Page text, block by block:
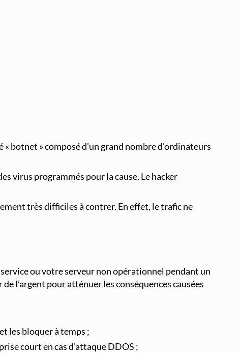
botnet » composé d’un grand nombre d’ordinateurs
virus programmés pour la cause. Le hacker
très difficiles à contrer. En effet, le trafic ne
ou votre serveur non opérationnel pendant un
l’argent pour atténuer les conséquences causées
les bloquer à temps ;
court en cas d’attaque DDOS ;